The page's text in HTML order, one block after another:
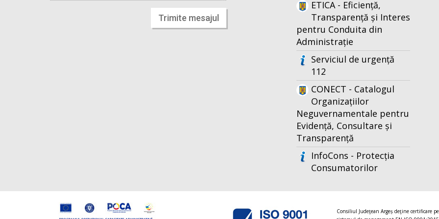
Trimite mesajul
ETICA - Eficiență,
Transparență și Interes
pentru Conduita din
Administrație
Serviciul de urgență
112
CONECT - Catalogul
Organizațiilor
Neguvernamentale pentru
Evidență, Consultare și
Transparență
InfoCons - Protecția
Consumatorilor
Consiliul Judeţean Argeș deţine certificare